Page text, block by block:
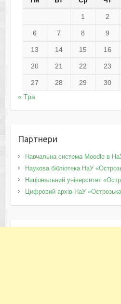
1 2
6 7 8 9
13 14 15 16
20 21 22 23
27 28 29 30
« Тра
Партнери
Навчальна система Moodle в
Наукова бібліотека НаУ
Національний університет
Цифровий архів НаУ